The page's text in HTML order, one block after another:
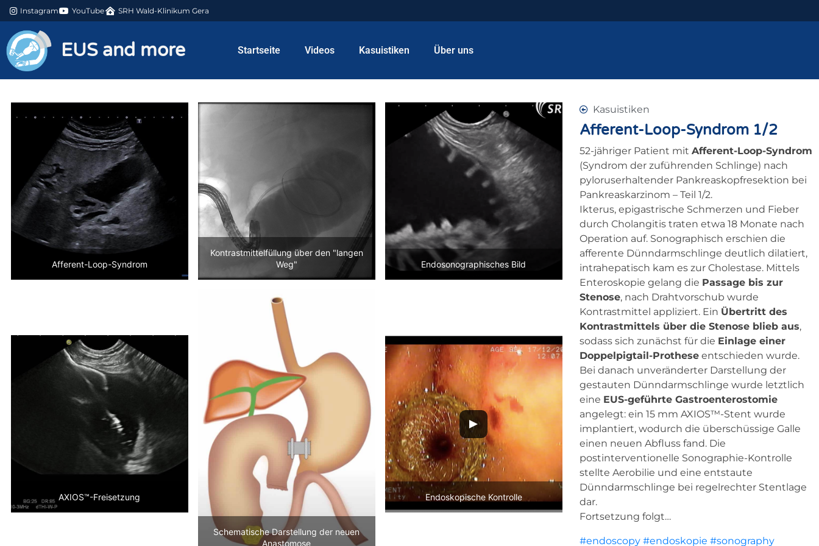
Instagram YouTube SRH Wald-Klinikum Gera
EUS and more Startseite Videos Kasuistiken Über uns
Afferent-Loop-Syndrom
Kontrastmittelfüllung über den "langen
Weg"
Endosonographisches Bild
AXIOS™-Freisetzung
Schematische Darstellung der neuen
Anastomose
Endoskopische Kontrolle
Kasuistiken
Afferent-Loop-Syndrom 1/2
52-jähriger Patient mit Afferent-Loop-Syndrom
(Syndrom der zuführenden Schlinge) nach
pyloruserhaltender Pankreaskopfresektion bei
Pankreaskarzinom – Teil 1/2.
Ikterus, epigastrische Schmerzen und Fieber
durch Cholangitis traten etwa 18 Monate nach
Operation auf. Sonographisch erschien die
afferente Dünndarmschlinge deutlich dilatiert,
intrahepatisch kam es zur Cholestase. Mittels
Enteroskopie gelang die Passage bis zur
Stenose, nach Drahtvorschub wurde
Kontrastmittel appliziert. Ein Übertritt des
Kontrastmittels über die Stenose blieb aus,
sodass sich zunächst für die Einlage einer
Doppelpigtail-Protheseentschieden wurde.
Bei danach unveränderter Darstellung der
gestauten Dünndarmschlinge wurde letztlich
eine EUS-geführte Gastroenterostomie
angelegt: ein 15 mm AXIOS™-Stent wurde
implantiert, wodurch die überschüssige Galle
einen neuen Abfluss fand. Die
postinterventionelle Sonographie-Kontrolle
stellte Aerobilie und eine entstaute
Dünndarmschlinge bei regelrechter Stentlage
dar.
Fortsetzung folgt…
#endoscopy #endoskopie #sonography